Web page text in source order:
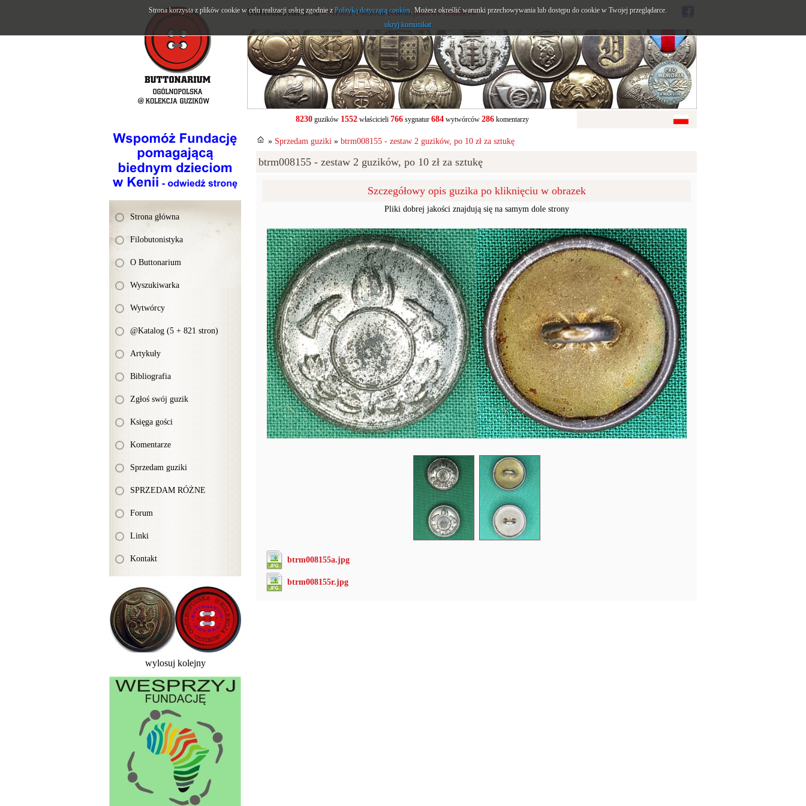
Strona główna
Filobutonistyka
O Buttonarium
Wyszukiwarka
Wytwórcy
@Katalog (5 + 821 stron)
Artykuły
Bibliografia
Zgłoś swój guzik
Księga gości
Komentarze
Sprzedam guziki
SPRZEDAM RÓŻNE
Forum
Linki
Kontakt
wylosuj kolejny
buttonarium.eu- Strona Polskich Kolekcjonerów Guzików
8230guzików 1552właścicieli 766sygnatur 684wytwórców 286komentarzy
» Sprzedam guziki » btrm008155 - zestaw 2 guzików, po 10 zł za sztukę
btrm008155 - zestaw 2 guzików, po 10 zł za sztukę
Szczegółowy opis guzika po kliknięciu w obrazek
Pliki dobrej jakości znajdują się na samym dole strony
btrm008155a.jpg
btrm008155r.jpg
Strona korzysta z plików cookie w celu realizacji usług zgodnie zPolityką dotyczącą cookies. Możesz określić warunki przechowywania lub dostępu do cookie w Twojej przeglądarce.
ukryj komunikat